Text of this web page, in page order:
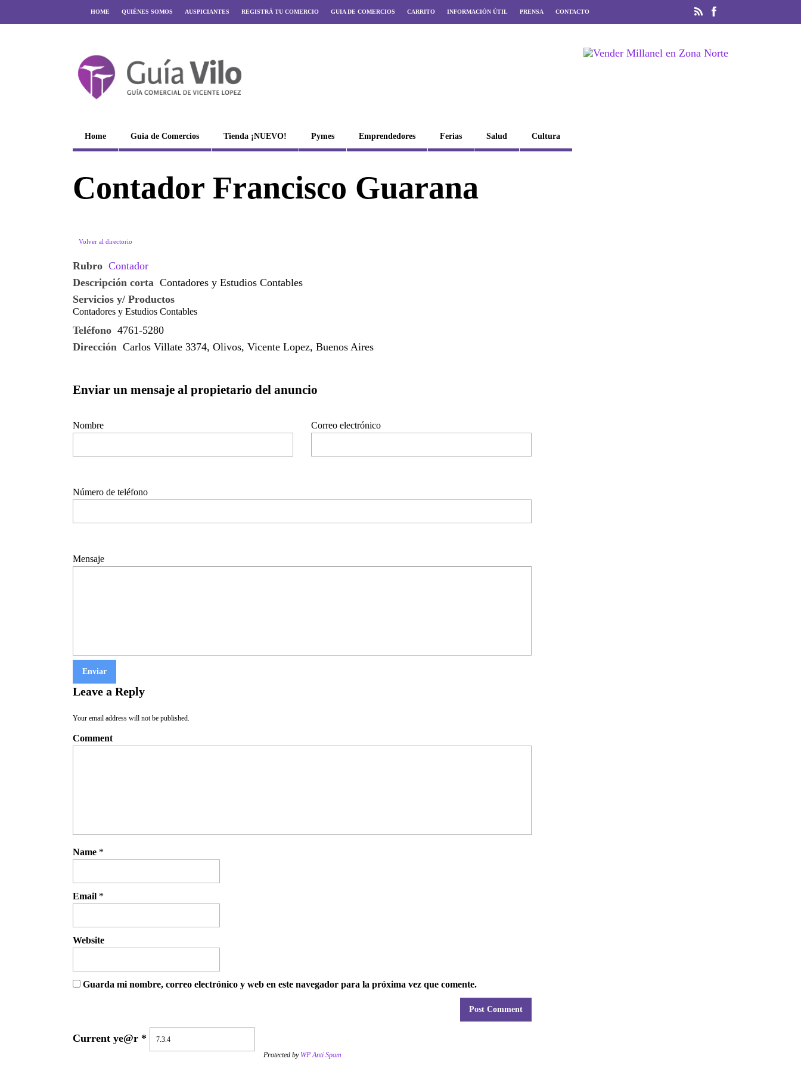
HOME QUIÉNES SOMOS AUSPICIANTES REGISTRÁ TU COMERCIO GUIA DE COMERCIOS CARRITO INFORMACIÓN ÚTIL PRENSA CONTACTO
Home Guia de Comercios Tienda ¡NUEVO! Pymes Emprendedores Ferias Salud Cultura
Contador Francisco Guarana
Volver al directorio
Rubro Contador
Descripción corta Contadores y Estudios Contables
Servicios y/ Productos
Contadores y Estudios Contables
Teléfono 4761-5280
Dirección Carlos Villate 3374, Olivos, Vicente Lopez, Buenos Aires
Enviar un mensaje al propietario del anuncio
Nombre Correo electrónico
Número de teléfono
Mensaje
Leave a Reply
Your email address will not be published.
Comment
Name *
Email *
Website
Guarda mi nombre, correo electrónico y web en este navegador para la próxima vez que comente.
Current ye@r *
Protected by WP Anti Spam